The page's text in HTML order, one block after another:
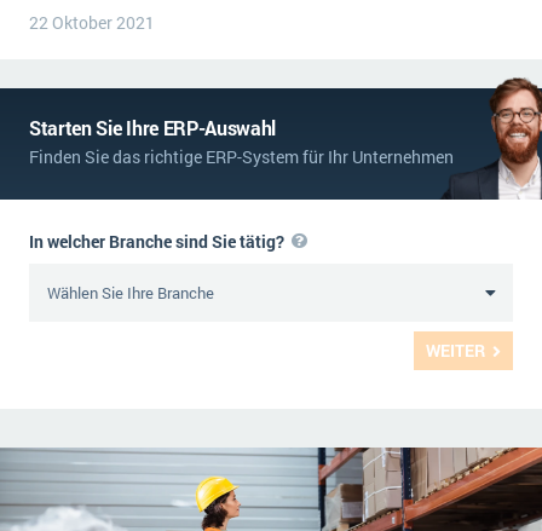
22 Oktober 2021
Starten Sie Ihre ERP-Auswahl
Finden Sie das richtige ERP-System für Ihr Unternehmen
WEITER
In welcher Branche sind Sie tätig?